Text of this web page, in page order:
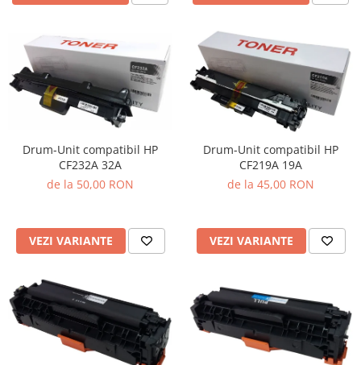
Drum-Unit compatibil HP
CF232A 32A
de la 50,00 RON
VEZI VARIANTE
Drum-Unit compatibil HP
CF219A 19A
de la 45,00 RON
VEZI VARIANTE